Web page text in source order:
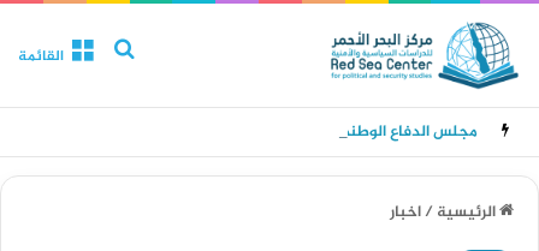
القائمةبحث عن
الرئيسية/اخبار